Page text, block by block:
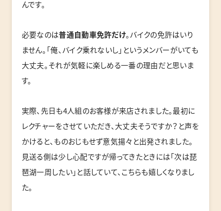
んです。
必要なのは普通自動車免許だけ。バイクの免許はいり
ません。「俺、バイク乗れないし」というメンバーがいても
大丈夫。それが気軽に楽しめる一番の理由だと思いま
す。
実際、先日も4人組のお客様が来店されました。最初に
レクチャーをさせていただき、大丈夫そうですか？と声を
かけると、ものおじもせず意気揚々と出発されました。
見送る側は少し心配ですが帰ってきたときには「次は琵
琶湖一周したい」と話していて、こちらも嬉しくなりまし
た。